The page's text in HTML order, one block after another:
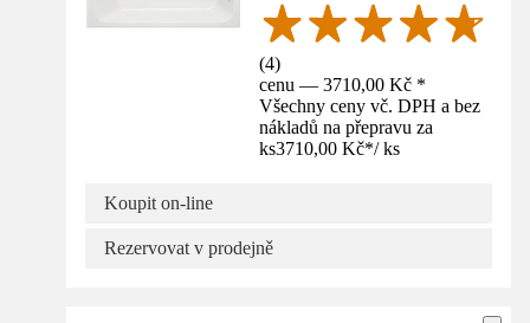
(4)
cenu — 3710,00 Kč *
Všechny ceny vč. DPH a bez
nákladů na přepravu za
ks3710,00 Kč*/ ks
Koupit on-line
Rezervovat v prodejně